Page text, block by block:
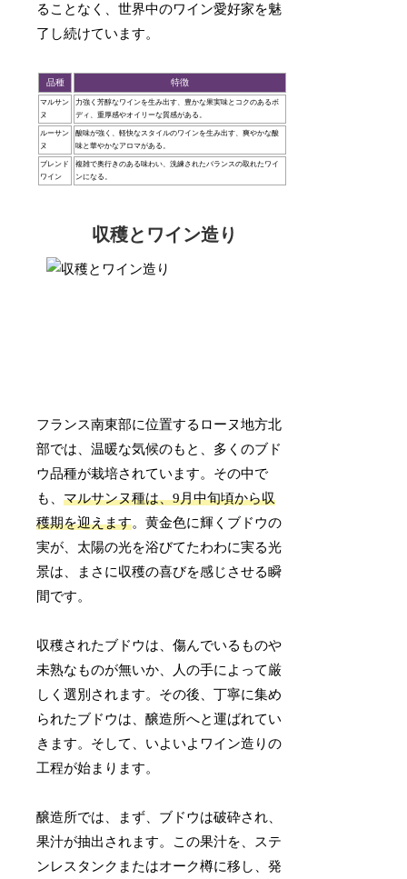
ることなく、世界中のワイン愛好家を魅
了し続けています。
品種 特徴
マルサン
ヌ
力強く芳醇なワインを生み出す、豊かな果実味とコクのあるボ
ディ、重厚感やオイリーな質感がある。
ルーサン
ヌ
酸味が強く、軽快なスタイルのワインを生み出す、爽やかな酸
味と華やかなアロマがある。
ブレンド
ワイン
複雑で奥行きのある味わい、洗練されたバランスの取れたワイ
ンになる。
収穫とワイン造り
フランス南東部に位置するローヌ地方北
部では、温暖な気候のもと、多くのブド
ウ品種が栽培されています。その中で
も、マルサンヌ種は、9月中旬頃から収
穫期を迎えます。黄金色に輝くブドウの
実が、太陽の光を浴びてたわわに実る光
景は、まさに収穫の喜びを感じさせる瞬
間です。
収穫されたブドウは、傷んでいるものや
未熟なものが無いか、人の手によって厳
しく選別されます。その後、丁寧に集め
られたブドウは、醸造所へと運ばれてい
きます。そして、いよいよワイン造りの
工程が始まります。
醸造所では、まず、ブドウは破砕され、
果汁が抽出されます。この果汁を、ステ
ンレスタンクまたはオーク樽に移し、発